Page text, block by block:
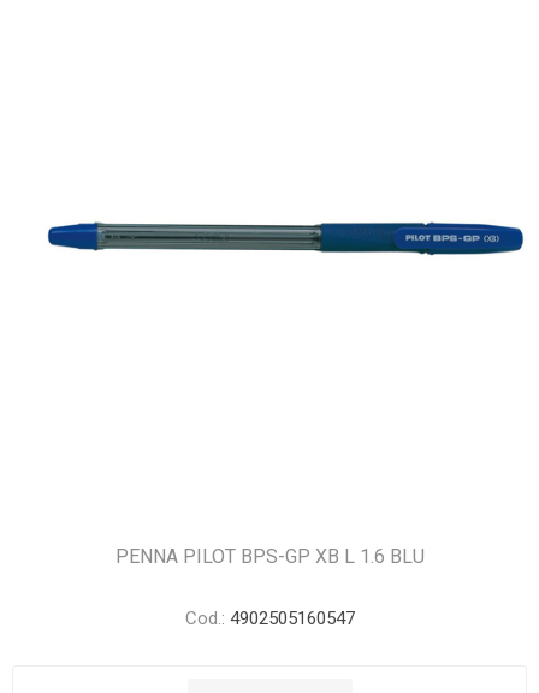
PENNA PILOT BPS-GP XB L 1.6 BLU
Cod.: 4902505160547